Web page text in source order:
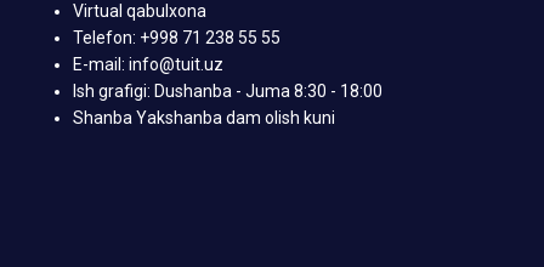
Virtual qabulxona
Telefon: +998 71 238 55 55
E-mail: info@tuit.uz
Ish grafigi: Dushanba - Juma 8:30 - 18:00
Shanba Yakshanba dam olish kuni